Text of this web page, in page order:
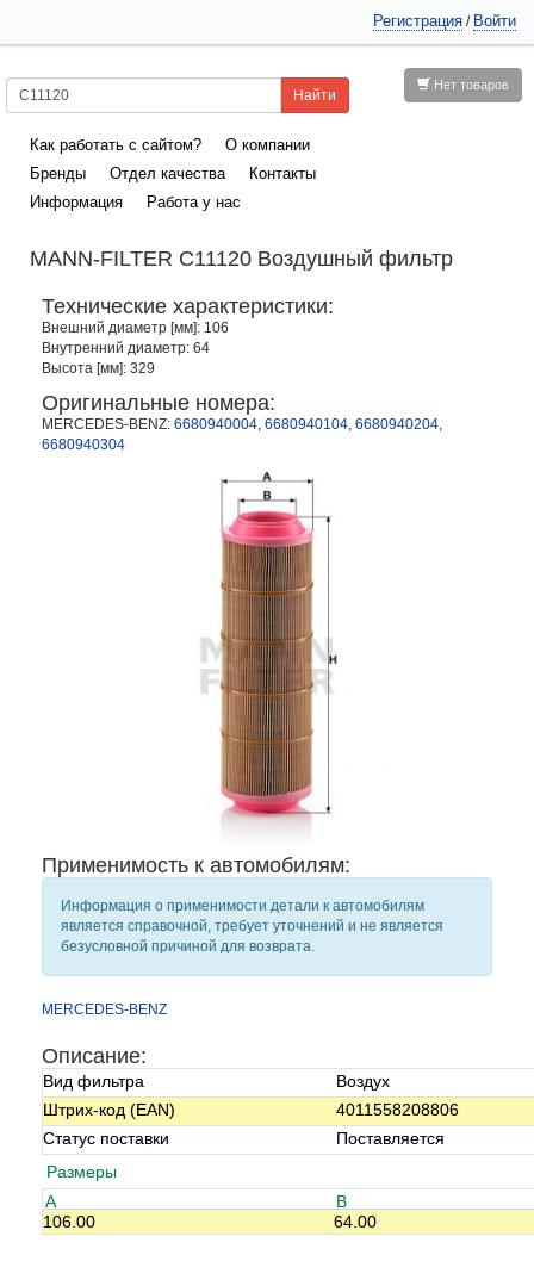
Регистрация / Войти
Нет товаров
Как работать с сайтом?
О компании
Бренды
Отдел качества
Контакты
Информация
Работа у нас
MANN-FILTER C11120 Воздушный фильтр
Технические характеристики:
Внешний диаметр [мм]: 106
Внутренний диаметр: 64
Высота [мм]: 329
Оригинальные номера:
MERCEDES-BENZ: 6680940004, 6680940104, 6680940204,
6680940304
Применимость к автомобилям:
Информация о применимости детали к автомобилям
является справочной, требует уточнений и не является
безусловной причиной для возврата.
MERCEDES-BENZ
Описание:
Вид фильтра
Воздух
Штрих-код (EAN)
4011558208806
Статус поставки
Поставляется
Размеры
A
106.00
B
64.00